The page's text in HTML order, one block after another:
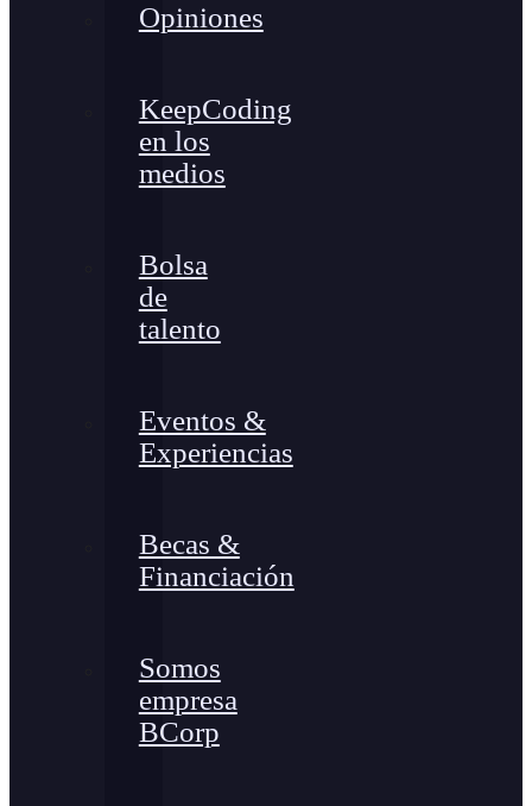
Opiniones
KeepCoding
en los
medios
Bolsa
de
talento
Eventos &
Experiencias
Becas &
Financiación
Somos
empresa
BCorp